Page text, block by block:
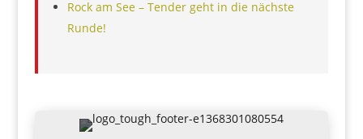
Rock am See – Tender geht in die nächste
Runde!